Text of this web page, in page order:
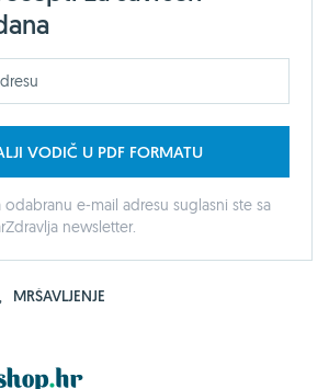
VODIČ U PDF FORMATU
odabranu e-mail adresu suglasni ste sa
newsletter.
, MRŠAVLJENJE